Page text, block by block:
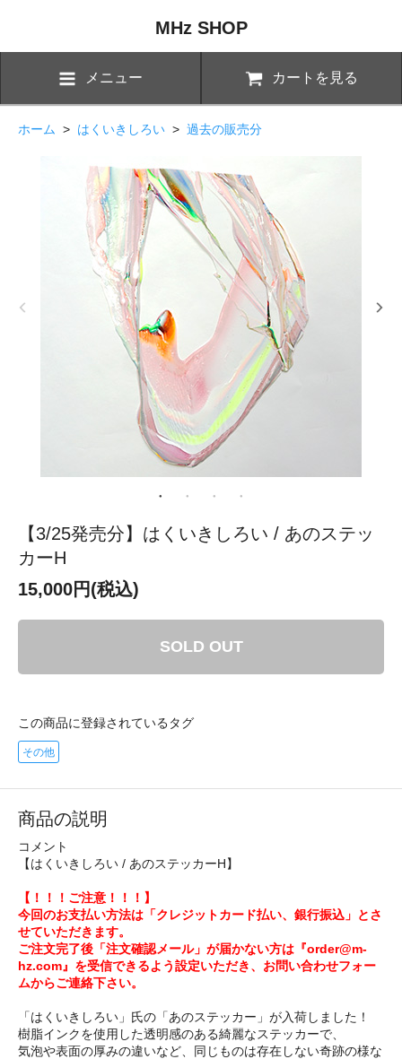
MHz SHOP
メニュー カートを見る
ホーム > はくいきしろい > 過去の販売分
【3/25発売分】はくいきしろい / あのステッ
カーH
15,000円(税込)
SOLD OUT
この商品に登録されているタグ
その他
商品の説明
コメント
【はくいきしろい / あのステッカーH】
【！！！ご注意！！！】
今回のお支払い方法は「クレジットカード払い、銀行振込」とさ
せていただきます。
ご注文完了後「注文確認メール」が届かない方は『order@m-
hz.com』を受信できるよう設定いただき、お問い合わせフォー
ムからご連絡下さい。
「はくいきしろい」氏の「あのステッカー」が入荷しました！
樹脂インクを使用した透明感のある綺麗なステッカーで、
気泡や表面の厚みの違いなど、同じものは存在しない奇跡の様な